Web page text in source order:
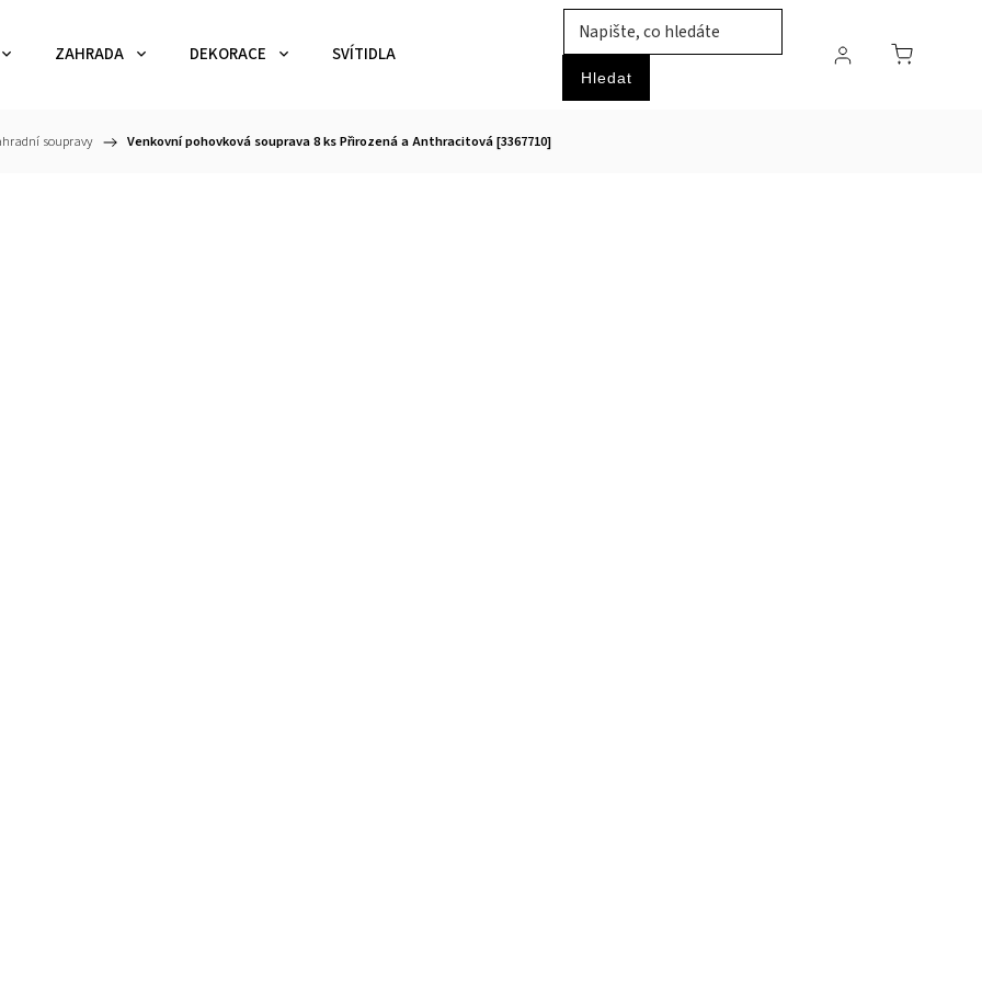
Hledat
ZAHRADA DEKORACE SVÍTIDLA ZVÍŘATA PRŮMYSLOVÉ ZBOŽÍ HOBBY
soupravy / Venkovní pohovková souprava 8 ks Přirozená a Anthracitová [3367710]